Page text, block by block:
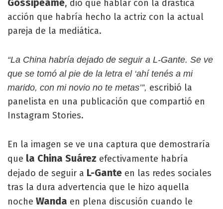
, dio que hablar con la drástica
acción que habría hecho la actriz con la actual
pareja de la mediática.
“La China habría dejado de seguir a L-Gante. Se ve
que se tomó al pie de la letra el ‘ahí tenés a mi
marido, con mi novio no te metas’”, escribió la
panelista en una publicación que compartió en
Instagram Stories.
En la imagen se ve una captura que demostraría
que la China Suárez efectivamente habría
dejado de seguir a L-Gante en las redes sociales
tras la dura advertencia que le hizo aquella
noche Wanda en plena discusión cuando le